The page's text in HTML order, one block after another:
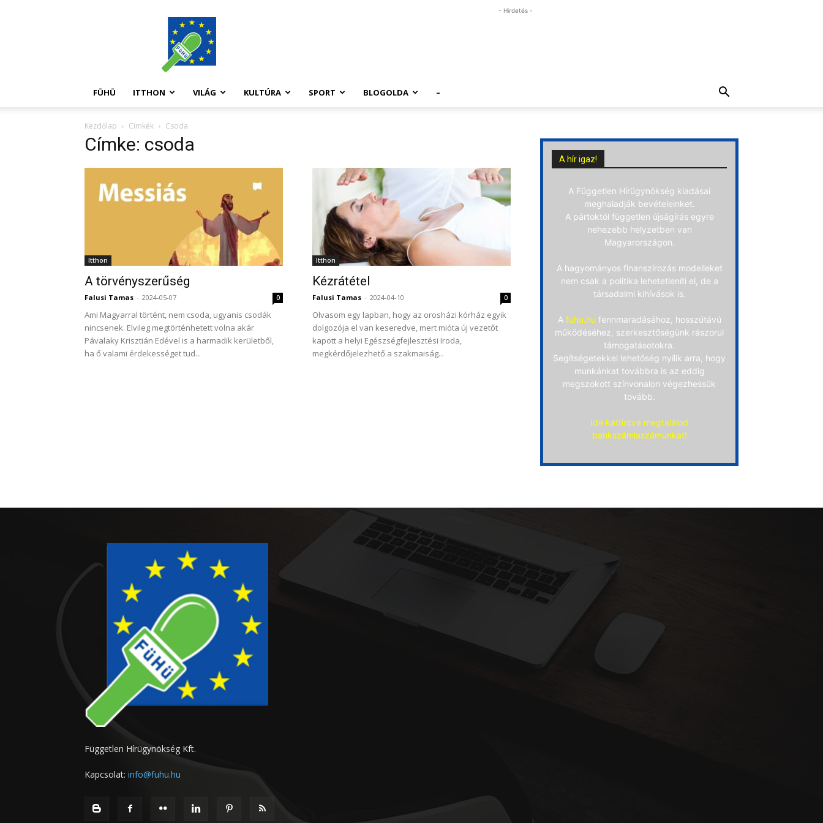
FüHü
- Hirdetés -
FÜHÜ ITTHON VILÁG KULTÚRA SPORT BLOGOLDA –
Kezdőlap Címkék Csoda
Címke: csoda
Itthon
A törvényszerűség
Falusi Tamas - 2024-05-07 0
Ami Magyarral történt, nem csoda, ugyanis csodák
nincsenek. Elvileg megtörténhetett volna akár
Pávalaky Krisztián Edével is a harmadik kerületből,
ha ő valami érdekességet tud...
Itthon
Kézrátétel
Falusi Tamas - 2024-04-10 0
Olvasom egy lapban, hogy az orosházi kórház egyik
dolgozója el van keseredve, mert mióta új vezetőt
kapott a helyi Egészségfejlesztési Iroda,
megkérdőjelezhető a szakmaiság...
A hír igaz!
A Független Hírügynökség kiadásai
meghaladják bevételeinket.
A pártoktól független újságírás egyre
nehezebb helyzetben van
Magyarországon.
A hagyományos finanszírozás modelleket
nem csak a politika lehetetleníti el, de a
társadalmi kihívások is.
A fuhu.hu fennmaradásához, hosszútávú
működéséhez, szerkesztőségünk rászorul
támogatásotokra.
Segítségetekkel lehetőség nyílik arra, hogy
munkánkat továbbra is az eddig
megszokott színvonalon végezhessük
tovább.
Ide kattintva megtalálod
bankszámlaszámunkat!
Független Hírügynökség Kft.
Kapcsolat: info@fuhu.hu